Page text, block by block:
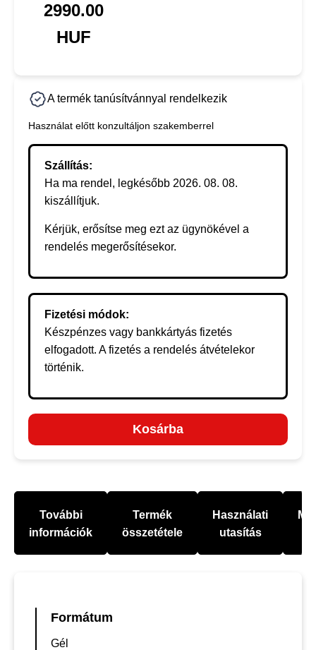
2990.00
HUF
A termék tanúsítvánnyal rendelkezik
Használat előtt konzultáljon szakemberrel
Szállítás:
Ha ma rendel, legkésőbb 2026. 08. 08.
kiszállítjuk.
Kérjük, erősítse meg ezt az ügynökével a
rendelés megerősítésekor.
Fizetési módok:
Készpénzes vagy bankkártyás fizetés
elfogadott. A fizetés a rendelés átvételekor
történik.
Kosárba
További
információk
Termék
összetétele
Használati
utasítás
Formátum
Gél